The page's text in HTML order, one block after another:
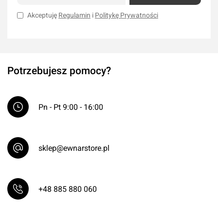
Akceptuję Regulamin i Politykę Prywatności
Potrzebujesz pomocy?
Pn - Pt 9:00 - 16:00
sklep@ewnarstore.pl
+48 885 880 060